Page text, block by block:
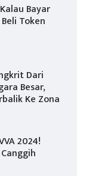
Bayar
Token
Dari
Besar,
Ke Zona
2024!